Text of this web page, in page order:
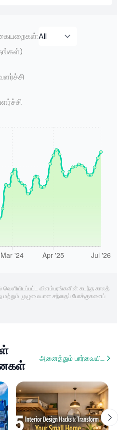
:
வெளியிடப்பட்ட விளம்பரங்களின் கடந்த காலத்
முழுமையான சந்தைப் போக்குகளைப்
அனைத்தும் பார்வையிட